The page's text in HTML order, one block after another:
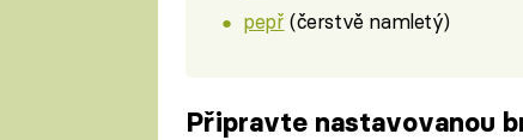
pepř (čerstvě namletý)
Připravte nastavovanou